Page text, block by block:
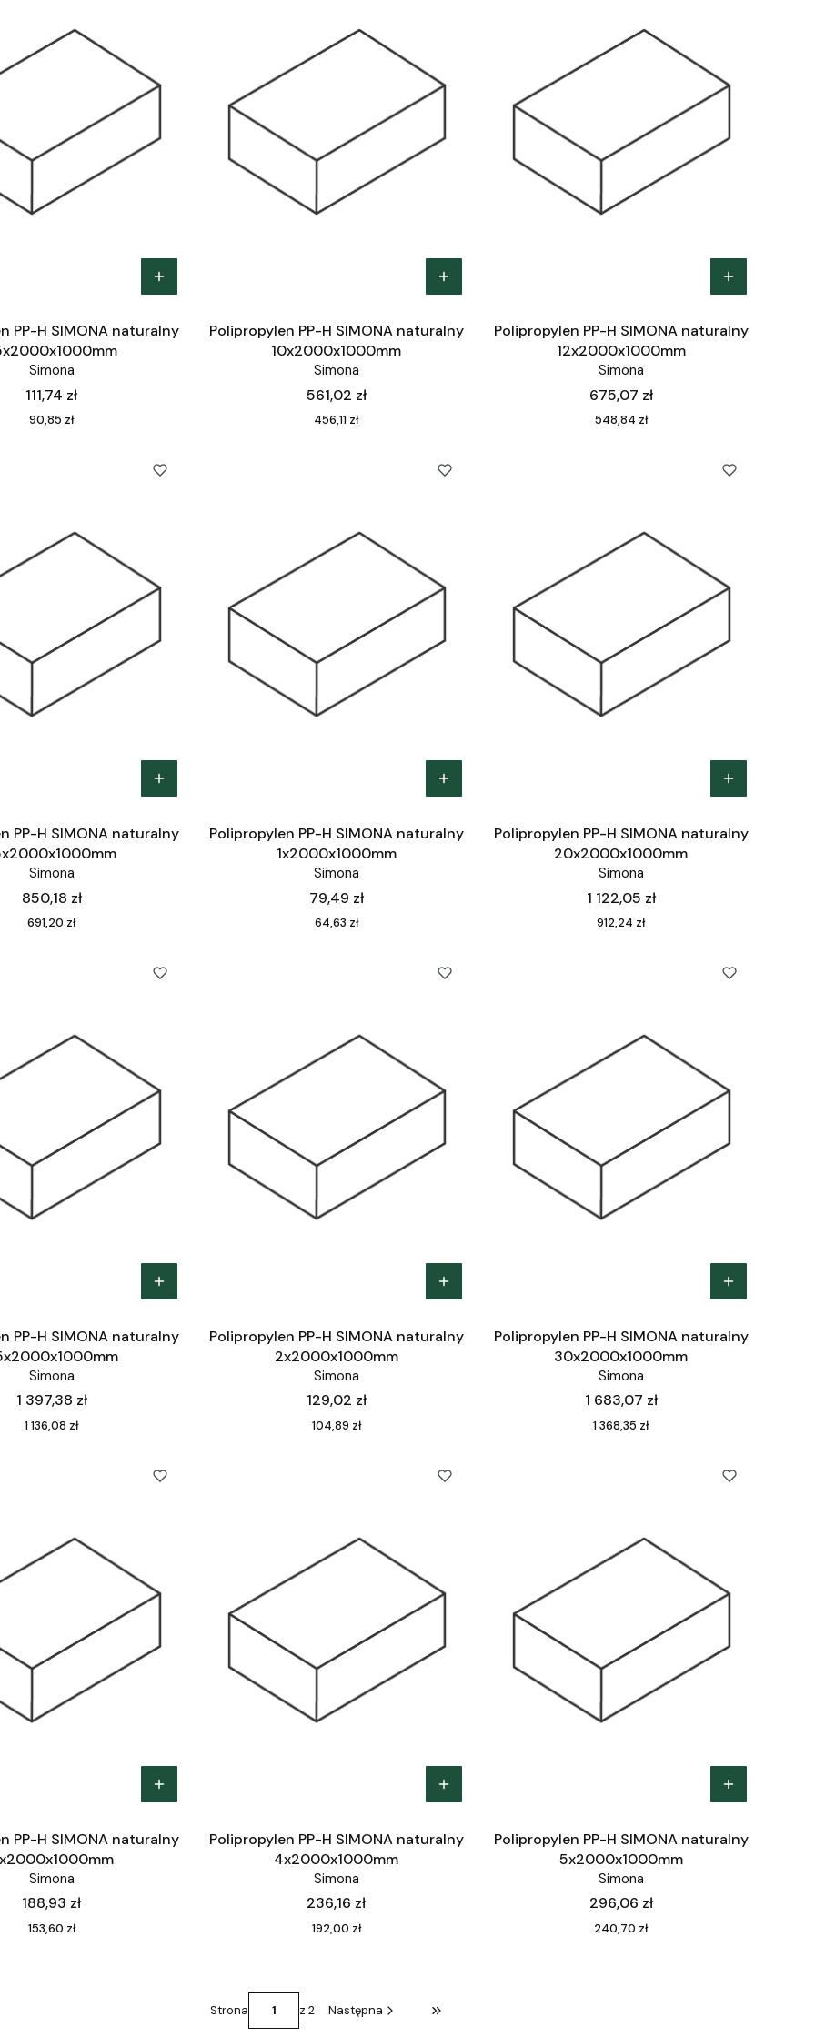
PP-H SIMONA naturalny
Simona
Cena
111,74 zł
Cena
90,85 zł
Polipropylen PP-H SIMONA naturalny
10x2000x1000mm
Simona
Cena
561,02 zł
Cena
456,11 zł
Polipropylen PP-H SIMONA naturalny
12x2000x1000mm
Simona
Cena
675,07 zł
Cena
548,84 zł
PP-H SIMONA naturalny
Simona
Cena
850,18 zł
Cena
691,20 zł
Polipropylen PP-H SIMONA naturalny
1x2000x1000mm
Simona
Cena
79,49 zł
Cena
64,63 zł
Polipropylen PP-H SIMONA naturalny
20x2000x1000mm
Simona
Cena
1 122,05 zł
Cena
912,24 zł
PP-H SIMONA naturalny
Simona
Cena
1 397,38 zł
Cena
1 136,08 zł
Polipropylen PP-H SIMONA naturalny
2x2000x1000mm
Simona
Cena
129,02 zł
Cena
104,89 zł
Polipropylen PP-H SIMONA naturalny
30x2000x1000mm
Simona
Cena
1 683,07 zł
Cena
1 368,35 zł
PP-H SIMONA naturalny
Simona
Cena
188,93 zł
Cena
153,60 zł
Polipropylen PP-H SIMONA naturalny
4x2000x1000mm
Simona
Cena
236,16 zł
Cena
192,00 zł
Polipropylen PP-H SIMONA naturalny
5x2000x1000mm
Simona
Cena
296,06 zł
Cena
240,70 zł
Strona z 2 Następna Przejdź do ostatniej strony z produktami